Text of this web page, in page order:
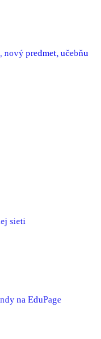
predmet, učebňu
sieti
na EduPage